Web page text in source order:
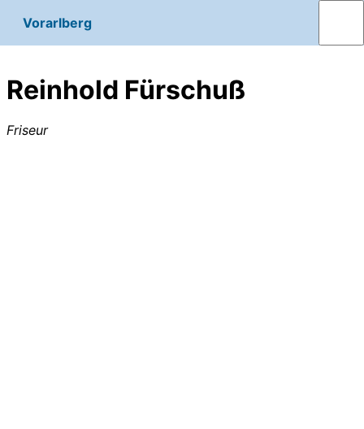
Vorarlberg
Reinhold Fürschuß
Friseur